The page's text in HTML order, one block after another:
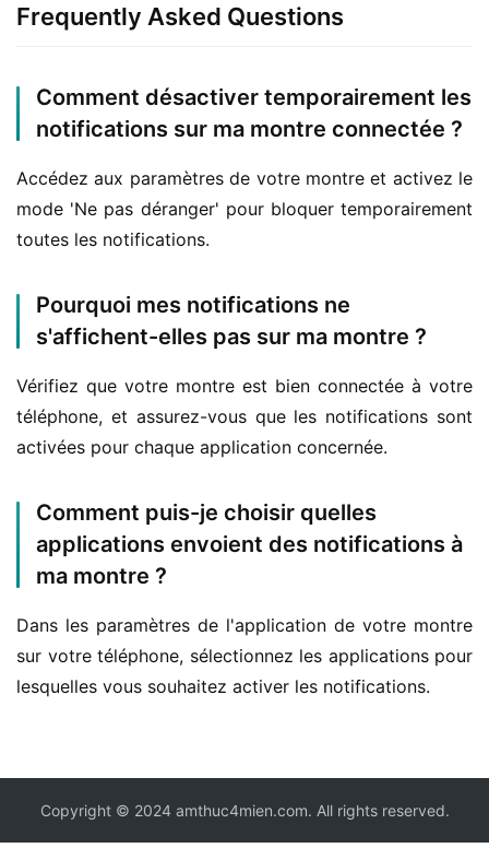
Frequently Asked Questions
Comment désactiver temporairement les
notifications sur ma montre connectée ?
Accédez aux paramètres de votre montre et activez le
mode 'Ne pas déranger' pour bloquer temporairement
toutes les notifications.
Pourquoi mes notifications ne
s'affichent-elles pas sur ma montre ?
Vérifiez que votre montre est bien connectée à votre
téléphone, et assurez-vous que les notifications sont
activées pour chaque application concernée.
Comment puis-je choisir quelles
applications envoient des notifications à
ma montre ?
Dans les paramètres de l'application de votre montre
sur votre téléphone, sélectionnez les applications pour
lesquelles vous souhaitez activer les notifications.
Copyright © 2024 amthuc4mien.com. All rights reserved.